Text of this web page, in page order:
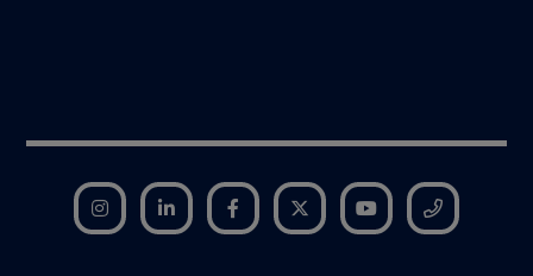
Instagram LinkedIn Facebook Twitter YouTube